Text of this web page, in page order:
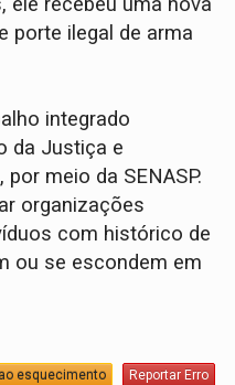
porte ilegal de arma
integrado
da Justiça e
meio da SENASP.
organizações
com histórico de
ou se escondem em
esquecimento Reportar Erro